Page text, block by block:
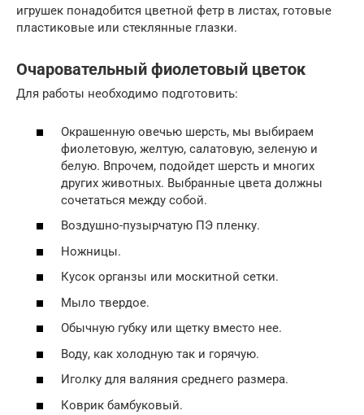
игрушек понадобится цветной фетр в листах, готовые
пластиковые или стеклянные глазки.
Очаровательный фиолетовый цветок
Для работы необходимо подготовить:
Окрашенную овечью шерсть, мы выбираем
фиолетовую, желтую, салатовую, зеленую и
белую. Впрочем, подойдет шерсть и многих
других животных. Выбранные цвета должны
сочетаться между собой.
Воздушно-пузырчатую ПЭ пленку.
Ножницы.
Кусок органзы или москитной сетки.
Мыло твердое.
Обычную губку или щетку вместо нее.
Воду, как холодную так и горячую.
Иголку для валяния среднего размера.
Коврик бамбуковый.